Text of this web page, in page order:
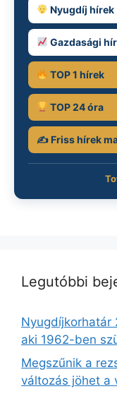
Nyugdíj hírek
Gazdasági
TOP 1 hírek
TOP 24 óra
✍️ Friss hírek
Legutóbbi
Nyugdíjkorhatár
aki 1962-ben
Megszűnik a
változás jöhet a